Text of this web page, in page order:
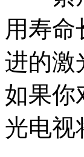
用寿
进的激
如果你
光电视